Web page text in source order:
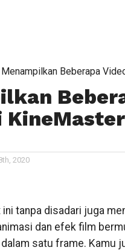
Menampilkan Beberapa
KineMaster
2020
tanpa disadari juga
dan efek film
satu frame. Kamu